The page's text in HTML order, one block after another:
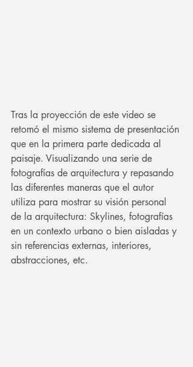
Tras la proyección de este video se
retomó el mismo sistema de presentación
que en la primera parte dedicada al
paisaje. Visualizando una serie de
fotografías de arquitectura y repasando
las diferentes maneras que el autor
utiliza para mostrar su visión personal
de la arquitectura: Skylines, fotografías
en un contexto urbano o bien aisladas y
sin referencias externas, interiores,
abstracciones, etc.